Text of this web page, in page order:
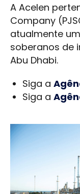
A Acelen
Company
atualmente
soberanos de
Abu Dhabi.
Siga a
Siga a